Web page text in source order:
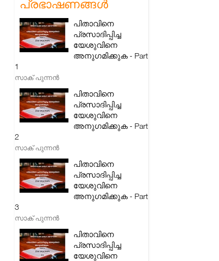
പ്രഭാഷണങ്ങൾ
പിതാവിനെ
പ്രസാദിപ്പിച്ച
യേശുവിനെ
അനുഗമിക്കുക - Part
1
സാക് പുന്നൻ
പിതാവിനെ
പ്രസാദിപ്പിച്ച
യേശുവിനെ
അനുഗമിക്കുക - Part
2
സാക് പുന്നൻ
പിതാവിനെ
പ്രസാദിപ്പിച്ച
യേശുവിനെ
അനുഗമിക്കുക - Part
3
സാക് പുന്നൻ
പിതാവിനെ
പ്രസാദിപ്പിച്ച
യേശുവിനെ